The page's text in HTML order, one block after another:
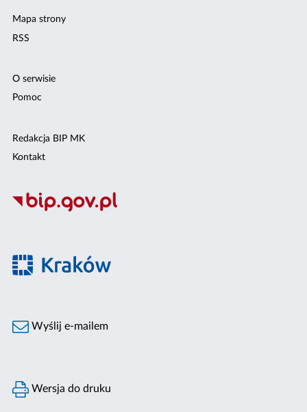
Mapa strony
RSS
O serwisie
Pomoc
Redakcja BIP MK
Kontakt
Wyślij e-mailem
Wersja do druku